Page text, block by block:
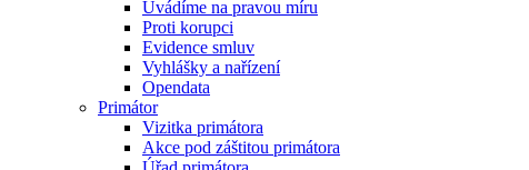
Uvádíme na pravou míru
Proti korupci
Evidence smluv
Vyhlášky a nařízení
Opendata
Primátor
Vizitka primátora
Akce pod záštitou primátora